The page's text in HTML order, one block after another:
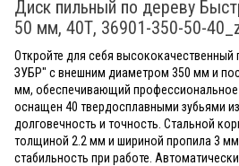
Диск пильный по дереву
50 мм, 40Т, 36901-350-50-
Откройте для себя
ЗУБР" с внешним диаметром 350 мм и
мм, обеспечивающий профессиональное
оснащен 40 твердосплавными зубьями
долговечность и точность. Стальной
толщиной 2.2 мм и шириной пропила 3 мм
стабильность при работе.